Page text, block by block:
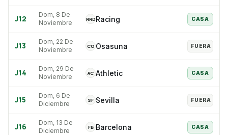
J12
Dom, 8 De
Noviembre
RRDRacing CASA
J13
Dom, 22 De
Noviembre
CO Osasuna FUERA
J14
Dom, 29 De
Noviembre
AC Athletic CASA
J15
Dom, 6 De
Diciembre
SF Sevilla FUERA
J16
Dom, 13 De
Diciembre
FB Barcelona CASA